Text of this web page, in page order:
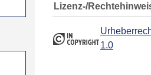
Lizenz-/
1.0